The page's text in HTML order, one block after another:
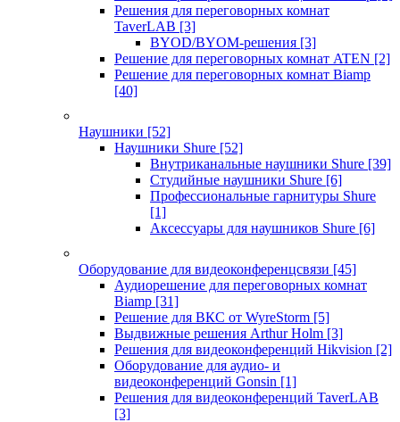
Решения для переговорных комнат
TaverLAB [3]
BYOD/BYOM-решения [3]
Решение для переговорных комнат ATEN [2]
Решение для переговорных комнат Biamp
[40]
Наушники [52]
Наушники Shure [52]
Внутриканальные наушники Shure [39]
Студийные наушники Shure [6]
Профессиональные гарнитуры Shure
[1]
Аксессуары для наушников Shure [6]
Оборудование для видеоконференцсвязи [45]
Аудиорешение для переговорных комнат
Biamp [31]
Решение для ВКС от WyreStorm [5]
Выдвижные решения Arthur Holm [3]
Решения для видеоконференций Hikvision [2]
Оборудование для аудио- и
видеоконференций Gonsin [1]
Решения для видеоконференций TaverLAB
[3]